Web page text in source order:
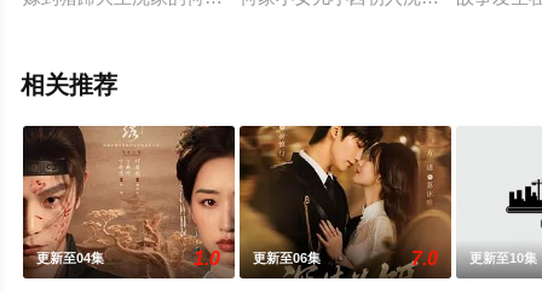
相关推荐
更新至04集 1.0 更新至06集 7.0 更新至10集